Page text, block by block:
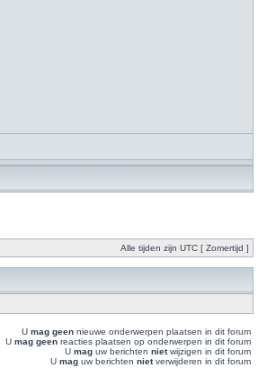
Alle tijden zijn UTC [ Zomertijd ]
U mag geen nieuwe onderwerpen plaatsen in dit forum
U mag geen reacties plaatsen op onderwerpen in dit forum
U mag uw berichten nietwijzigen in dit forum
U mag uw berichten nietverwijderen in dit forum